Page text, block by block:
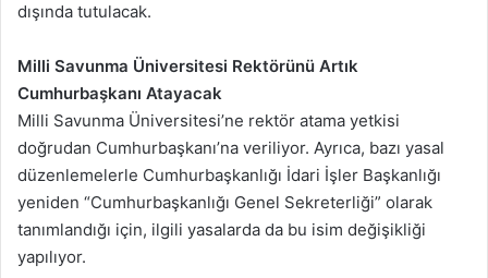
dışında tutulacak.
Milli Savunma Üniversitesi Rektörünü Artık
Cumhurbaşkanı Atayacak
Milli Savunma Üniversitesi’ne rektör atama yetkisi
doğrudan Cumhurbaşkanı’na veriliyor. Ayrıca, bazı yasal
düzenlemelerle Cumhurbaşkanlığı İdari İşler Başkanlığı
yeniden “Cumhurbaşkanlığı Genel Sekreterliği” olarak
tanımlandığı için, ilgili yasalarda da bu isim değişikliği
yapılıyor.